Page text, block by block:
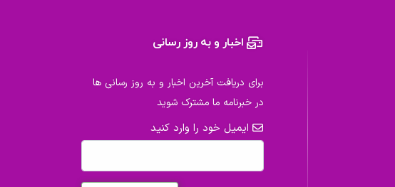
اخبار و به روز رسانی
برای دریافت آخرین اخبار و به روز رسانی ها
در خبرنامه ما مشترک شوید
ایمیل خود را وارد کنید